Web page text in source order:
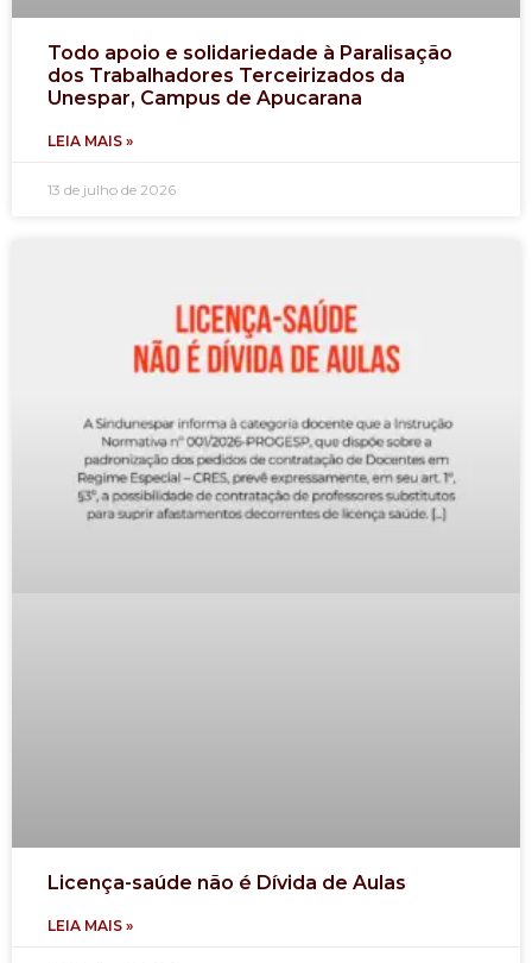
Todo apoio e solidariedade à Paralisação
dos Trabalhadores Terceirizados da
Unespar, Campus de Apucarana
LEIA MAIS »
13 de julho de 2026
Licença-saúde não é Dívida de Aulas
LEIA MAIS »